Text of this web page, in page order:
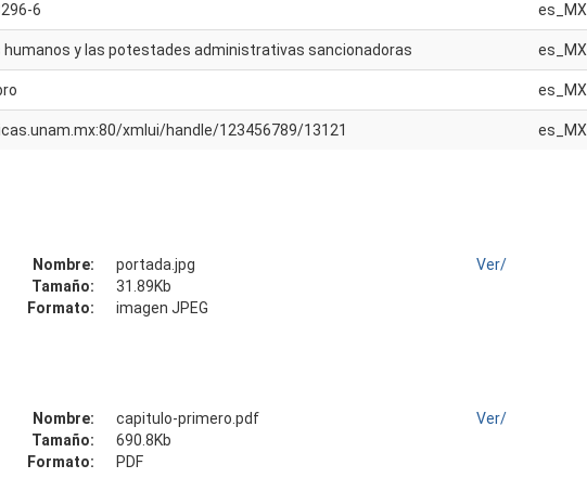
6 es_MX
humanos y las potestades administrativas sancionadoras es_MX
es_MX
xmlui/handle/123456789/13121 es_MX
Nombre:
portada.jpg
Tamaño:
31.89Kb
Formato:
imagen JPEG
Ver/
Nombre:
capitulo-primero.pdf
Tamaño:
690.8Kb
Formato:
PDF
Ver/